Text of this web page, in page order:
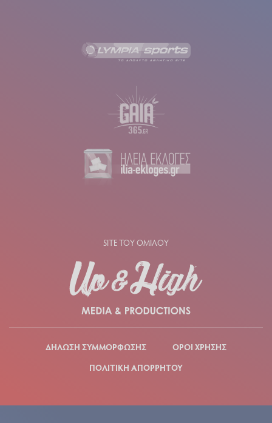
SITE ΤΟΥ ΟΜΙΛΟΥ
ΔΗΛΩΣΗ ΣΥΜΜΟΡΦΩΣΗΣ
ΟΡΟΙ ΧΡΗΣΗΣ
ΠΟΛΙΤΙΚΗ ΑΠΟΡΡΗΤΟΥ